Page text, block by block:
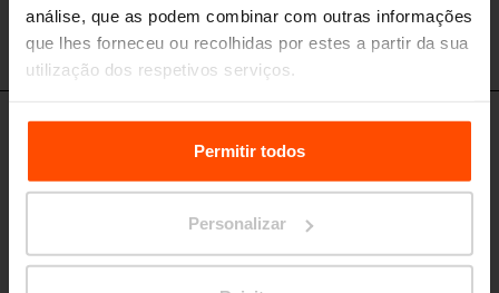
análise, que as podem combinar com outras informações
que lhes forneceu ou recolhidas por estes a partir da sua
utilização dos respetivos serviços.
Para mais informações, por favor visitePrinciples
Relating to the Processing Personal Data.
Permitir todos
Personalizar
LPC60 LPC61 LPC69
LPC70 Perna central / com encosto, LPC71 / 72 Perna lateral / com